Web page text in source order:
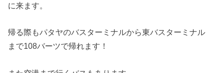
に来ます。
帰る際もパタヤのバスターミナルから東バスターミナル
まで108バーツで帰れます！